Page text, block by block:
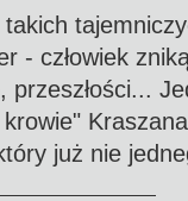
takich
- człowiek
przeszłości...
już nie